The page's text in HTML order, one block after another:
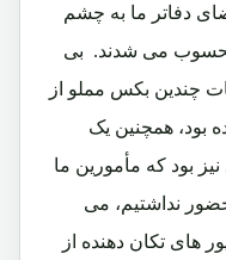
دفاتر ما به چشم
می شدند. بی
چندین بکس مملو از
بود، همچنین یک
بود که مأمورین ما
حضور نداشتیم، می
های تکان دهنده از